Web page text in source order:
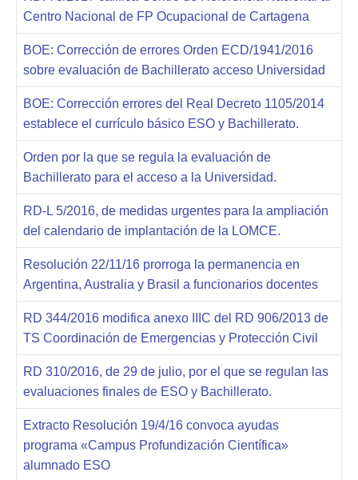
Centro Nacional de FP Ocupacional de Cartagena
BOE: Corrección de errores Orden ECD/1941/2016
sobre evaluación de Bachillerato acceso Universidad
BOE: Corrección errores del Real Decreto 1105/2014
establece el currículo básico ESO y Bachillerato.
Orden por la que se regula la evaluación de
Bachillerato para el acceso a la Universidad.
RD-L 5/2016, de medidas urgentes para la ampliación
del calendario de implantación de la LOMCE.
Resolución 22/11/16 prorroga la permanencia en
Argentina, Australia y Brasil a funcionarios docentes
RD 344/2016 modifica anexo IIIC del RD 906/2013 de
TS Coordinación de Emergencias y Protección Civil
RD 310/2016, de 29 de julio, por el que se regulan las
evaluaciones finales de ESO y Bachillerato.
Extracto Resolución 19/4/16 convoca ayudas
programa «Campus Profundización Científica»
alumnado ESO